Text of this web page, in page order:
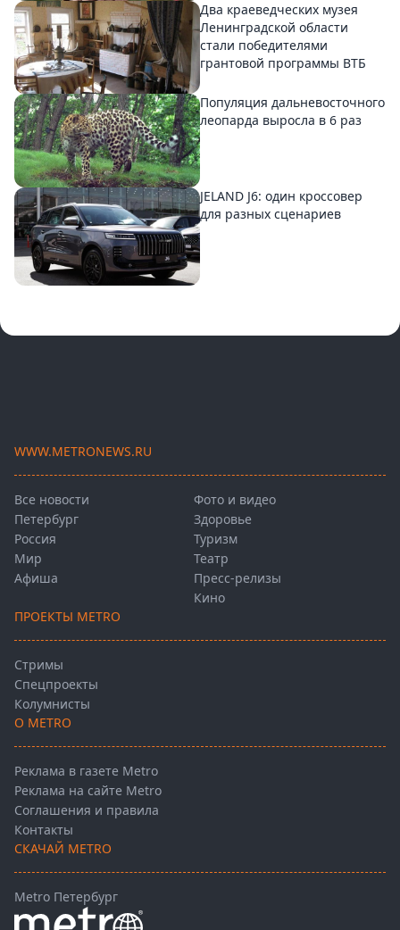
Два краеведческих музея
Ленинградской области
стали победителями
грантовой программы ВТБ
Популяция дальневосточного
леопарда выросла в 6 раз
JELAND J6: один кроссовер
для разных сценариев
WWW.METRONEWS.RU
Все новости
Петербург
Россия
Мир
Афиша
Фото и видео
Здоровье
Туризм
Театр
Пресс-релизы
Кино
ПРОЕКТЫ METRO
Стримы
Спецпроекты
Колумнисты
О METRO
Реклама в газете Metro
Реклама на сайте Metro
Соглашения и правила
Контакты
СКАЧАЙ METRO
Metro Петербург